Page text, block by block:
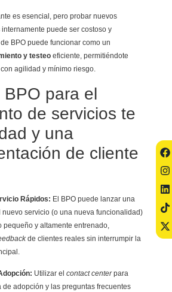
es esencial, pero probar nuevos
puede ser costoso y
BPO puede funcionar como un
y testeoeficiente, permitiéndote
agilidad y mínimo riesgo.
BPO para el
de servicios te
y una
de cliente
Rápidos: El BPO puede lanzar una
nuevo servicio (o una nueva funcionalidad)
pequeño y altamente entrenado,
de clientes reales sin interrumpir la
Utilizar el contact centerpara
de adopción y las preguntas frecuentes